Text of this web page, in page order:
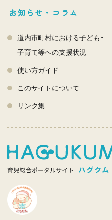
お知らせ・コラム
道内市町村における子ども・
子育て等への支援状況
使い方ガイド
このサイトについて
リンク集